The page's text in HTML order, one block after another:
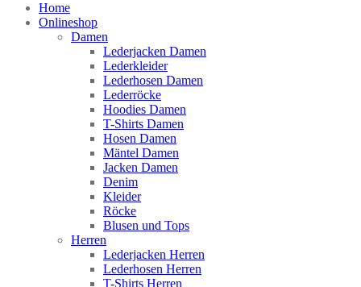
Home
Onlineshop
Damen
Lederjacken Damen
Lederkleider
Lederhosen Damen
Lederröcke
Hoodies Damen
T-Shirts Damen
Hosen Damen
Mäntel Damen
Jacken Damen
Denim
Kleider
Röcke
Blusen und Tops
Herren
Lederjacken Herren
Lederhosen Herren
T-Shirts Herren